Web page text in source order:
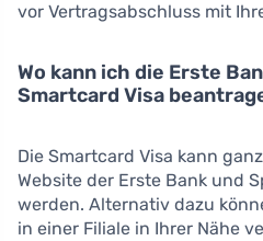
vor Vertragsabschluss mit
Wo kann ich die Erste
Smartcard Visa
Die Smartcard Visa kann
Website der Erste Bank und
werden. Alternativ dazu
in einer Filiale in Ihrer Nähe